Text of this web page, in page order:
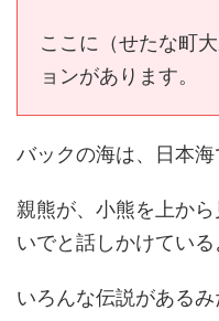
ここに（せたな町
ョンがあります。
バックの海は、日本海
親熊が、小熊を上か
いでと話しかけている
いろんな伝説があるみ